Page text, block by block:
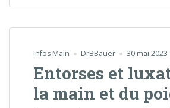
Infos Main DrBBauer 30 mai 2023
Entorses et
la main et du